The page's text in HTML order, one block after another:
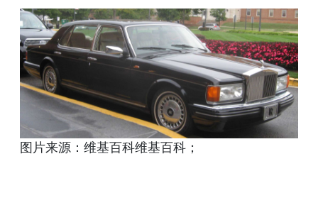
图片来源：维基百科维基百科；